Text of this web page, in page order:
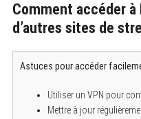
Comment accéder
d’autres sites de
Astuces pour accéder
Utiliser un VPN pour
Mettre à jour